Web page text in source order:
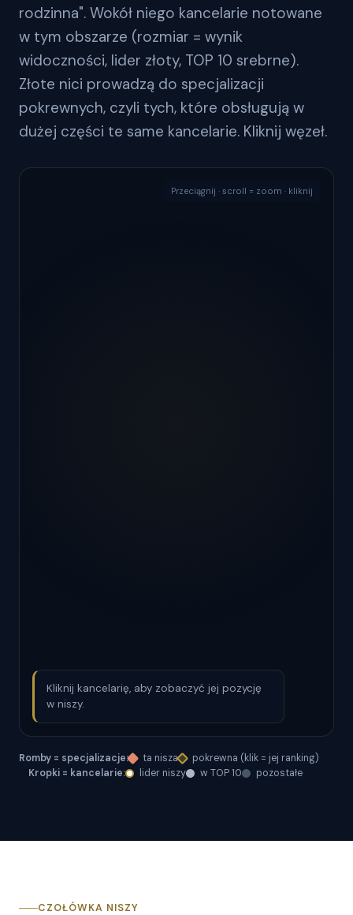
rodzinna". Wokół niego kancelarie notowane
w tym obszarze (rozmiar = wynik
widoczności, lider złoty, TOP 10 srebrne).
Złote nici prowadzą do specjalizacji
pokrewnych, czyli tych, które obsługują w
dużej części te same kancelarie. Kliknij węzeł.
Kliknij kancelarię, aby zobaczyć jej pozycję
w niszy.
Przeciągnij · scroll = zoom · kliknij
Romby = specjalizacje: ta nisza
pokrewna (klik = jej ranking)
Kropki = kancelarie:
lider niszy w TOP 10 pozostałe
CZOŁÓWKA NISZY